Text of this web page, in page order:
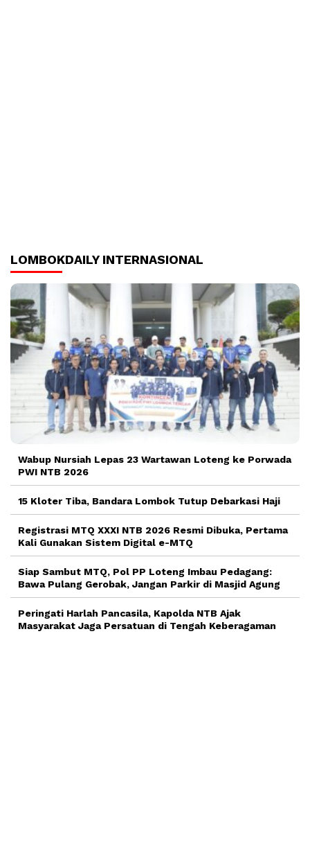
LOMBOKDAILY INTERNASIONAL
Wabup Nursiah Lepas 23 Wartawan Loteng ke Porwada
PWI NTB 2026
15 Kloter Tiba, Bandara Lombok Tutup Debarkasi Haji
Registrasi MTQ XXXI NTB 2026 Resmi Dibuka, Pertama
Kali Gunakan Sistem Digital e-MTQ
Siap Sambut MTQ, Pol PP Loteng Imbau Pedagang:
Bawa Pulang Gerobak, Jangan Parkir di Masjid Agung
Peringati Harlah Pancasila, Kapolda NTB Ajak
Masyarakat Jaga Persatuan di Tengah Keberagaman